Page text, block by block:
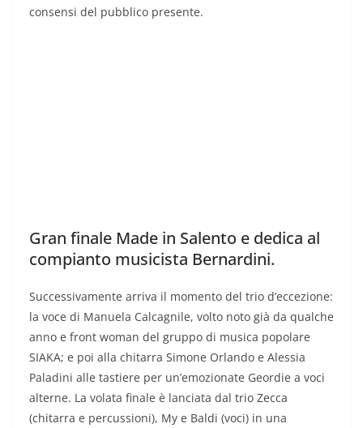
consensi del pubblico presente.
Gran finale Made in Salento e dedica al
compianto musicista Bernardini.
Successivamente arriva il momento del trio d’eccezione:
la voce di Manuela Calcagnile, volto noto già da qualche
anno e front woman del gruppo di musica popolare
SIAKA; e poi alla chitarra Simone Orlando e Alessia
Paladini alle tastiere per un’emozionate Geordie a voci
alterne. La volata finale è lanciata dal trio Zecca
(chitarra e percussioni), My e Baldi (voci) in una